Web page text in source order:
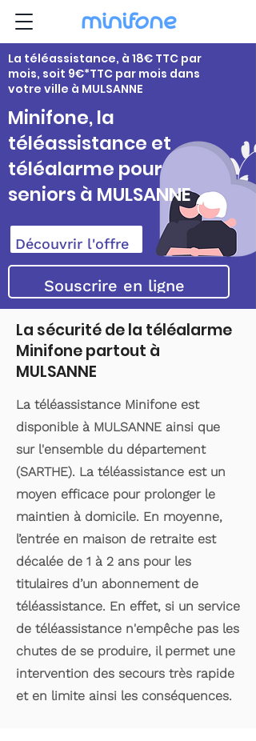
La téléassistance, à 18€ TTC par
mois, soit 9€*TTC par mois dans
votre ville à MULSANNE
Minifone, la
téléassistance et
téléalarme pour
seniors à MULSANNE
Découvrir l'offre
Souscrire en ligne
La sécurité de la téléalarme
Minifone partout à
MULSANNE
La téléassistance Minifone est
disponible à MULSANNE ainsi que
sur l'ensemble du département
(SARTHE). La téléassistance est un
moyen efficace pour prolonger le
maintien à domicile. En moyenne,
l’entrée en maison de retraite est
décalée de 1 à 2 ans pour les
titulaires d’un abonnement de
téléassistance. En effet, si un service
de téléassistance n'empêche pas les
chutes de se produire, il permet une
intervention des secours très rapide
et en limite ainsi les conséquences.